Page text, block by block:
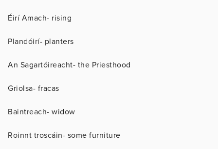
Éirí Amach- rising
Plandóirí- planters
An Sagartóireacht- the Priesthood
Griolsa- fracas
Baintreach- widow
Roinnt troscáin- some furniture